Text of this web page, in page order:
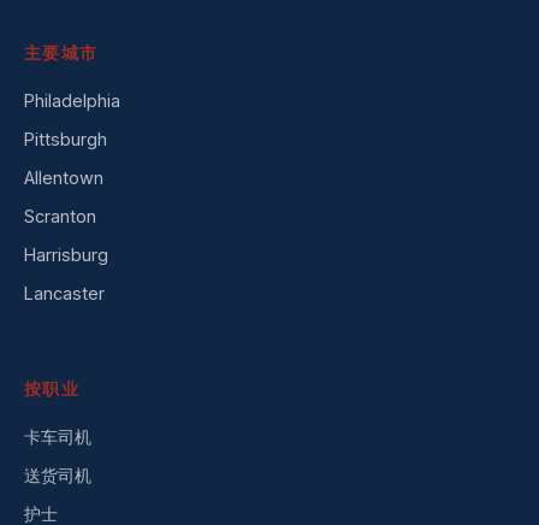
主要城市
Philadelphia
Pittsburgh
Allentown
Scranton
Harrisburg
Lancaster
按职业
卡车司机
送货司机
护士